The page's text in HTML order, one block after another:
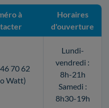
à
Horaires
d'ouverture
70 62
Watt)
Lundi-
vendredi :
8h-21h
Samedi :
8h30-19h